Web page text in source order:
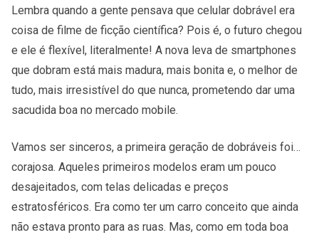
Lembra quando a gente pensava que celular dobrável era
coisa de filme de ficção científica? Pois é, o futuro chegou
e ele é flexível, literalmente! A nova leva de smartphones
que dobram está mais madura, mais bonita e, o melhor de
tudo, mais irresistível do que nunca, prometendo dar uma
sacudida boa no mercado mobile.
Vamos ser sinceros, a primeira geração de dobráveis foi…
corajosa. Aqueles primeiros modelos eram um pouco
desajeitados, com telas delicadas e preços
estratosféricos. Era como ter um carro conceito que ainda
não estava pronto para as ruas. Mas, como em toda boa